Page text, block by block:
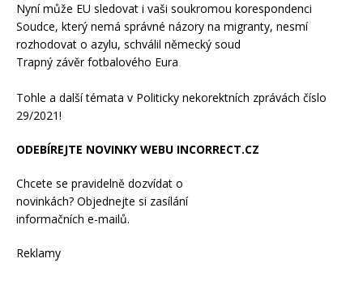
Nyní může EU sledovat i vaši soukromou korespondenci
Soudce, který nemá správné názory na migranty, nesmí
rozhodovat o azylu, schválil německý soud
Trapný závěr fotbalového Eura
Tohle a další témata v Politicky nekorektních zprávách číslo
29/2021!
ODEBÍREJTE NOVINKY WEBU INCORRECT.CZ
Chcete se pravidelně dozvídat o
novinkách? Objednejte si zasílání
informačních e-mailů.
Reklamy